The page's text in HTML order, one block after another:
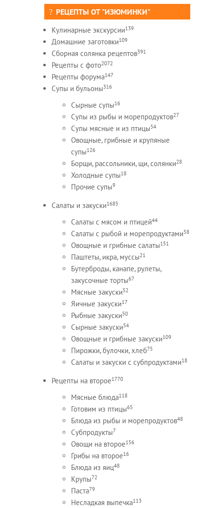
РЕЦЕПТЫ ОТ "ИЗЮМИНКИ"
Кулинарные экскурсии139
Домашние заготовки109
Сборная солянка рецептов391
Рецепты c фото2072
Рецепты форума147
Супы и бульоны316
Сырные супы16
Супы из рыбы и морепродуктов27
Супы мясные и из птицы54
Овощные, грибные и крупяные
супы126
Борщи, рассольники, щи, солянки28
Холодные супы18
Прочие супы9
Салаты и закуски1685
Салаты с мясом и птицей44
Салаты с рыбой и морепродуктами58
Овощные и грибные салаты151
Паштеты, икра, муссы21
Бутерброды, канапе, рулеты,
закусочные торты67
Мясные закуски52
Яичные закуски17
Рыбные закуски50
Сырные закуски54
Овощные и грибные закуски109
Пирожки, булочки, хлеб75
Салаты и закуски с субпродуктами18
Рецепты на второе1770
Мясные блюда118
Готовим из птицы65
Блюда из рыбы и морепродуктов48
Субпродукты7
Овощи на второе156
Грибы на второе16
Блюда из яиц48
Крупы72
Паста79
Несладкая выпечка113